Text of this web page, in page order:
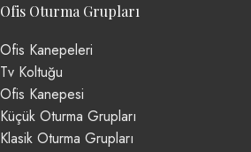
Ofis Oturma Grupları
Ofis Kanepeleri
Tv Koltuğu
Ofis Kanepesi
Küçük Oturma Grupları
Klasik Oturma Grupları